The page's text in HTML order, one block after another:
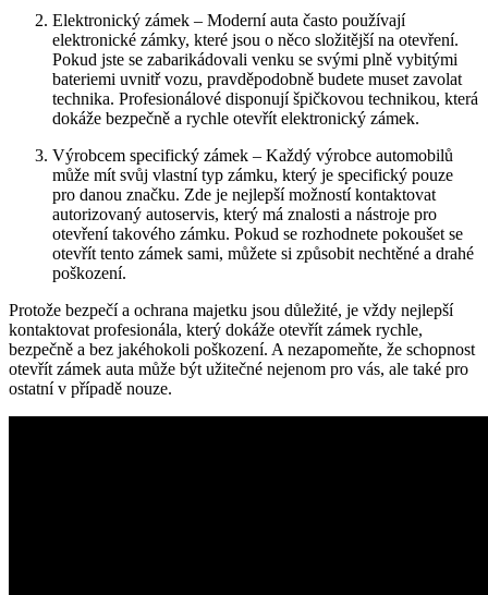
Elektronický zámek – Moderní auta často používají
elektronické zámky, které jsou o něco složitější na otevření.
Pokud jste se zabarikádovali venku se svými plně vybitými
bateriemi uvnitř vozu, pravděpodobně budete muset zavolat
technika. Profesionálové disponují špičkovou technikou, která
dokáže bezpečně a rychle otevřít elektronický zámek.
Výrobcem specifický zámek – Každý výrobce automobilů
může mít svůj vlastní typ zámku, který je specifický pouze
pro danou značku. Zde je nejlepší možností kontaktovat
autorizovaný autoservis, který má znalosti a nástroje pro
otevření takového zámku. Pokud se rozhodnete pokoušet se
otevřít tento zámek sami, můžete si způsobit nechtěné a drahé
poškození.
Protože bezpečí a ochrana majetku jsou důležité, je vždy nejlepší
kontaktovat profesionála, který dokáže otevřít zámek rychle,
bezpečně a bez jakéhokoli poškození. A nezapomeňte, že schopnost
otevřít zámek auta může být užitečné nejenom pro vás, ale také pro
ostatní v případě nouze.